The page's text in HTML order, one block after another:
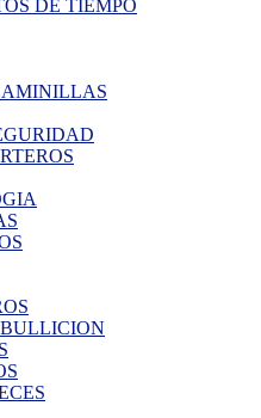
DE TIEMPO